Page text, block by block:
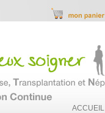
ACCUEIL